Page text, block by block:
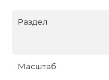
Раздел
Масштаб